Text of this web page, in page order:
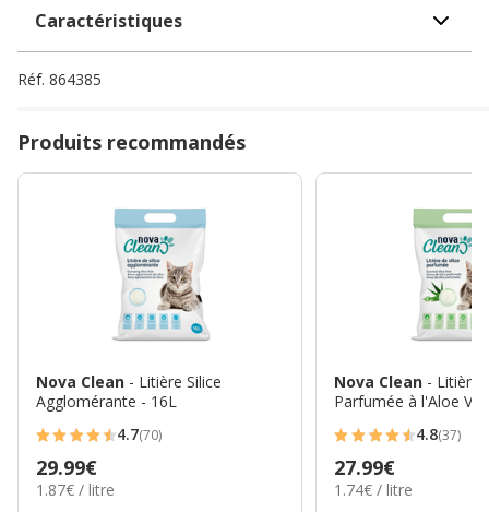
Caractéristiques
Réf. 864385
Produits recommandés
Nova Clean - Litière Silice
Agglomérante - 16L
4.7
étoiles
avec
4.7(70)
Prix
29.99€
29.99€
1.87€
1.87€ / litre
Nova Clean - Litière
Parfumée à l'Aloe
4.8
étoiles
avec
4.8(37)
Prix
27.99€
27.99€
1.74€
1.74€ / litre